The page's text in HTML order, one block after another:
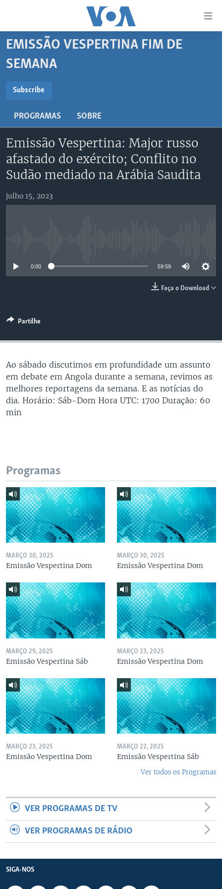
Acesso
para
principal
para
Navegação
principal
para
Pesquisa
ANGOLA
MOÇAMBIQUE
ÁFRICA E MUNDO
BRASIL
DOSSIERS ESPECIAIS
DESPORTO
AFRICA AGORA
SAÚDE EM FOCO
VOA60 ÁFRICA
VOA 60 CLIMA
VOA60 MUNDO
PASSADEIRA VERMELHA
ENTRETENIMENTO
SIGA-NOS
EMISSÃO VESPERTINA FIM DE
SEMANA
Subscribe
Subscreva
PROGRAMAS SOBRE
Emissão Vespertina: Major russo
afastado do exército; Conflito no
Sudão mediado na Arábia Saudita
julho 15, 2023
0:00 59:59
Faça o Download
Partilhe
Ao sábado discutimos em profundidade um assunto
em debate em Angola durante a semana, revimos as
melhores reportagens da semana. E as notícias do
dia. Horário: Sáb-Dom Hora UTC: 1700 Duração: 60
min
Programas
MARÇO 30, 2025
Emissão Vespertina Dom
MARÇO 30, 2025
Emissão Vespertina Dom
MARÇO 29, 2025
Emissão Vespertina Sáb
MARÇO 23, 2025
Emissão Vespertina Dom
MARÇO 23, 2025
Emissão Vespertina Dom
MARÇO 22, 2025
Emissão Vespertina Sáb
Ver todos os Programas
VER PROGRAMAS DE TV
VER PROGRAMAS DE RÁDIO
SIGA-NOS